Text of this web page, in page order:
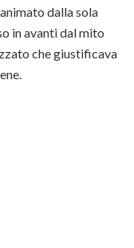
dalla sola
in avanti dal mito
che giustificava